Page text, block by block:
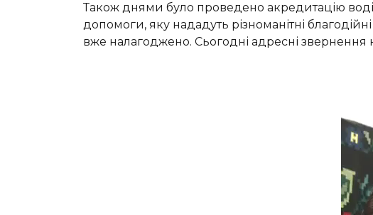
Також днями було проведено акредитацію
допомоги, яку нададуть різноманітні
вже налагоджено. Сьогодні адресні звернення